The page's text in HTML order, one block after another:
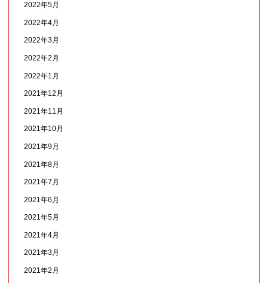
2022年5月
2022年4月
2022年3月
2022年2月
2022年1月
2021年12月
2021年11月
2021年10月
2021年9月
2021年8月
2021年7月
2021年6月
2021年5月
2021年4月
2021年3月
2021年2月